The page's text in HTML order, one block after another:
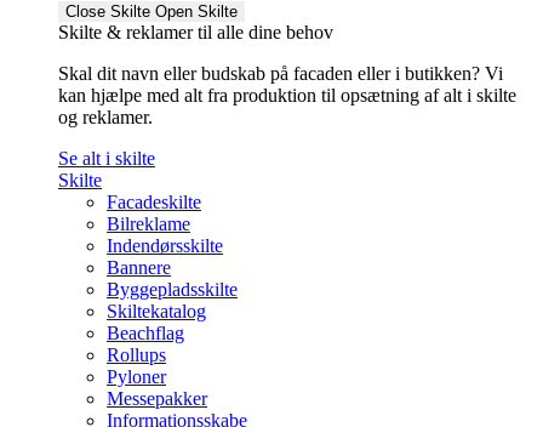
Close Skilte Open Skilte
Skilte & reklamer til alle dine behov
Skal dit navn eller budskab på facaden eller i butikken? Vi
kan hjælpe med alt fra produktion til opsætning af alt i skilte
og reklamer.
Se alt i skilte
Skilte
Facadeskilte
Bilreklame
Indendørsskilte
Bannere
Byggepladsskilte
Skiltekatalog
Beachflag
Rollups
Pyloner
Messepakker
Informationsskabe